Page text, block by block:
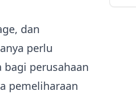
dan
perlu
perusahaan
pemeliharaan